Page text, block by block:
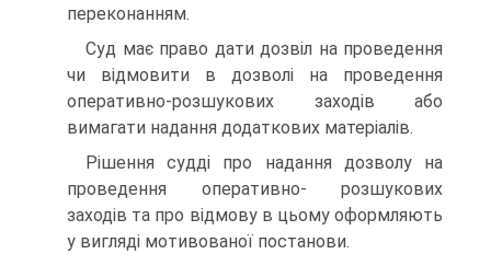
переконанням.
Суд має право дати дозвіл на проведення
чи відмовити в дозволі на проведення
оперативно-розшукових заходів або
вимагати надання додаткових матеріалів.
Рішення судді про надання дозволу на
проведення оперативно- розшукових
заходів та про відмову в цьому оформляють
у вигляді мотивованої постанови.